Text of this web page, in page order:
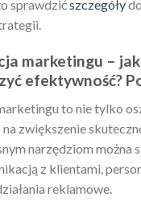
sprawdzićszczegóły
marketingu –
efektywność?
to nie tylko
zwiększenie
narzędziom można
z klientami,
reklamowe.